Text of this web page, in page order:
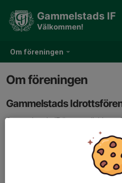
Om föreningen
Gammelstads IF
Välkommen!
Om föreningen
Gammelstads
Gammelstads IF är en anrik
medlemmar och medlemsantalet
IF bildades redan 1927 och
fotboll, innebandy och
Förutom idrott - med huvudsaklig